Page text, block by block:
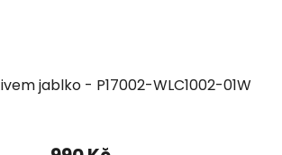
jablko - P17002-WLC1002-01W